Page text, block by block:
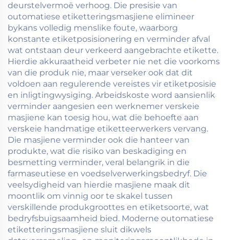
deurstelvermoë verhoog. Die presisie van
outomatiese etiketteringsmasjiene elimineer
bykans volledig menslike foute, waarborg
konstante etiketposisionering en verminder afval
wat ontstaan deur verkeerd aangebrachte etikette.
Hierdie akkuraatheid verbeter nie net die voorkoms
van die produk nie, maar verseker ook dat dit
voldoen aan regulerende vereistes vir etiketposisie
en inligtingwysiging. Arbeidskoste word aansienlik
verminder aangesien een werknemer verskeie
masjiene kan toesig hou, wat die behoefte aan
verskeie handmatige etiketteerwerkers vervang.
Die masjiene verminder ook die hanteer van
produkte, wat die risiko van beskadiging en
besmetting verminder, veral belangrik in die
farmaseutiese en voedselverwerkingsbedryf. Die
veelsydigheid van hierdie masjiene maak dit
moontlik om vinnig oor te skakel tussen
verskillende produkgroottes en etiketsoorte, wat
bedryfsbuigsaamheid bied. Moderne outomatiese
etiketteringsmasjiene sluit dikwels